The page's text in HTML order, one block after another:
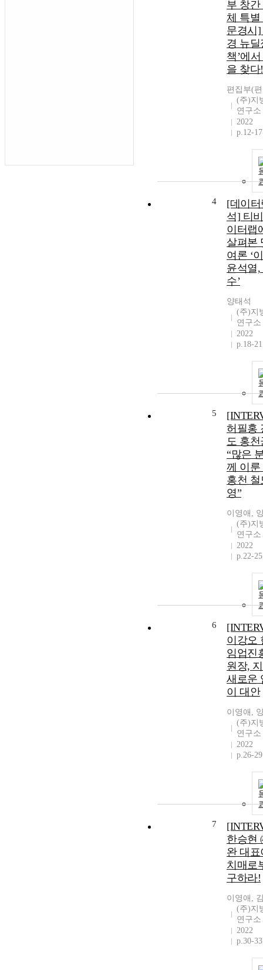
부 창간
체 특별
문경시]
경 뉴딜
책’에
을 찾다!
편집부(
(주)지
연구소
2022
p.12-17
4
[데이터
석] 티
이터랩
살펴본
여론 ‘
윤석열,
수’
양태석
(주)지
연구소
2022
p.18-21
5
허필홍
도 홍천
“많은
께 이룬
홍천 철
영”
이영애,
(주)지
연구소
2022
p.22-25
6
이강오
임업진
원장,
새로운
이 대안
이영애,
(주)지
연구소
2022
p.26-29
7
한승현
완 대표
치매로
구하라!
이영애,
(주)지
연구소
2022
p.30-33